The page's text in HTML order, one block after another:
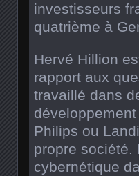
investisseurs
quatrième à
Hervé Hillion
rapport aux
travaillé dans
Philips ou
propre société.
cybernétique